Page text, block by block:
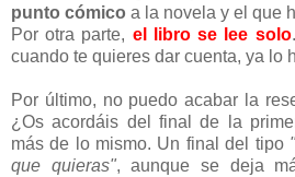
punto cómico a la novela y el que
Por otra parte, el libro se lee solo
cuando te quieres dar cuenta, ya lo
Por último, no puedo acabar la
¿Os acordáis del final de la
más de lo mismo. Un final del tipo
que quieras", aunque se deja